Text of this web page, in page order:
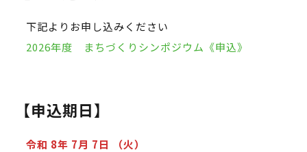
下記よりお申し込みください
2026年度 まちづくりシンポジウム《申込》
【申込期日】
令和 8年 7月 7日 （火）